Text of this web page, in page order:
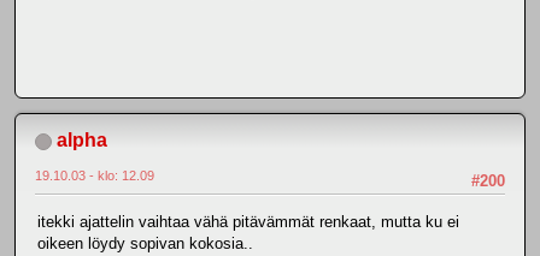
alpha
#200
19.10.03 - klo: 12.09
itekki ajattelin vaihtaa vähä pitävämmät renkaat, mutta ku ei
oikeen löydy sopivan kokosia..